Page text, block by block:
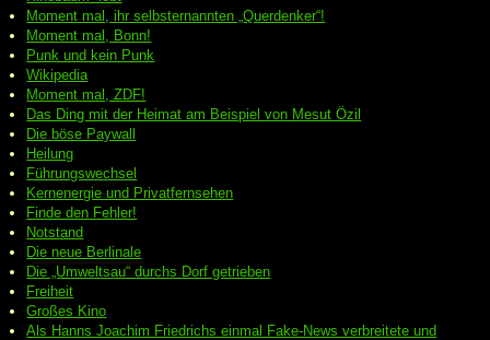
Moment mal, ihr selbsternannten „Querdenker“!
Moment mal, Bonn!
Punk und kein Punk
Wikipedia
Moment mal, ZDF!
Das Ding mit der Heimat am Beispiel von Mesut Özil
Die böse Paywall
Heilung
Führungswechsel
Kernenergie und Privatfernsehen
Finde den Fehler!
Notstand
Die neue Berlinale
Die „Umweltsau“ durchs Dorf getrieben
Freiheit
Großes Kino
Als Hanns Joachim Friedrichs einmal Fake-News verbreitete und